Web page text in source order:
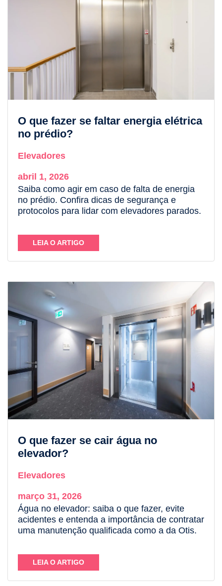
O que fazer se faltar energia elétrica
no prédio?
Elevadores
abril 1, 2026
Saiba como agir em caso de falta de energia
no prédio. Confira dicas de segurança e
protocolos para lidar com elevadores parados.
LEIA O ARTIGO
O que fazer se cair água no
elevador?
Elevadores
março 31, 2026
Água no elevador: saiba o que fazer, evite
acidentes e entenda a importância de contratar
uma manutenção qualificada como a da Otis.
LEIA O ARTIGO